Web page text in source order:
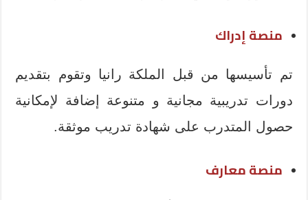
منصة إدراك
تم تأسيسها من قبل الملكة رانيا وتقوم بتقديم
دورات تدريبية مجانية و متنوعة إضافة لإمكانية
حصول المتدرب على شهادة تدريب موثقة.
منصة معارف